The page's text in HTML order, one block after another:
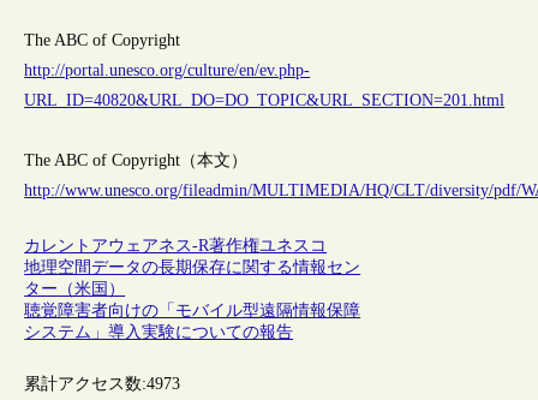
The ABC of Copyright
http://portal.unesco.org/culture/en/ev.php-
URL_ID=40820&URL_DO=DO_TOPIC&URL_SECTION=201.html
The ABC of Copyright（本文）
http://www.unesco.org/fileadmin/MULTIMEDIA/HQ/CLT/diversity/pdf/
カレントアウェアネス-R著作権ユネスコ
地理空間データの長期保存に関する情報セン
ター（米国）
聴覚障害者向けの「モバイル型遠隔情報保障
システム」導入実験についての報告
累計アクセス数:4973